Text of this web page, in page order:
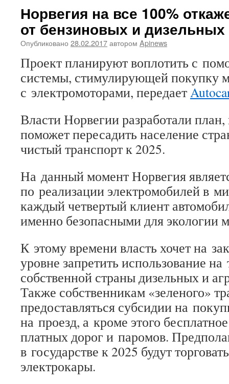
Норвегия на все 100%
от бензиновых и дизельных
Опубликовано 28.02.2017автором Apinews
Проект планируют воплотить с
системы, стимулирующей покупку
с электромоторами, передает
Власти Норвегии разработали
поможет пересадить население
чистый транспорт к 2025.
На данный момент Норвегия
по реализации электромобилей в
каждый четвертый клиент
именно безопасными для экологии
К этому времени власть хочет на
уровне запретить использование
собственной страны дизельных и
Также собственникам «зеленого»
предоставляться субсидии на
на проезд, а кроме этого
платных дорог и паромов.
в государстве к 2025 будут
электрокары.